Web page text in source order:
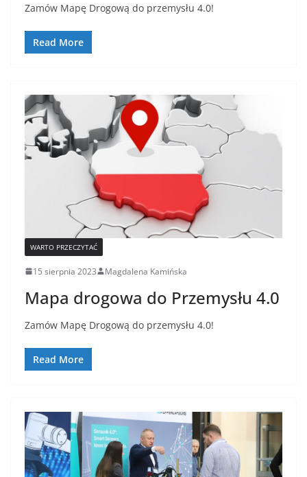
Zamów Mapę Drogową do przemysłu 4.0!
Read More
WARTO PRZECZYTAĆ
15 sierpnia 2023 Magdalena Kamińska
Mapa drogowa do Przemysłu 4.0
Zamów Mapę Drogową do przemysłu 4.0!
Read More